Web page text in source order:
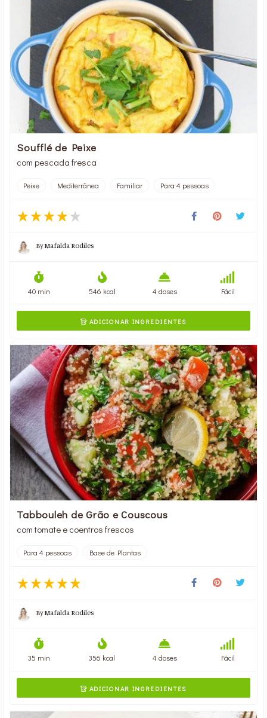
Soufflé de Peixe
com pescada fresca
Peixe Mediterrânea Familiar Para 4 pessoas
ByMafalda Rodiles
40 min 546 kcal 4 doses Fácil
ADICIONAR INGREDIENTES
Tabbouleh de Grão e Couscous
com tomate e coentros frescos
Para 4 pessoas Base de Plantas
ByMafalda Rodiles
35 min 356 kcal 4 doses Fácil
ADICIONAR INGREDIENTES